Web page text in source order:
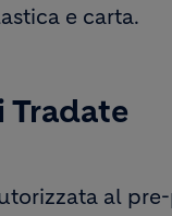
e carta.
Tradate
al